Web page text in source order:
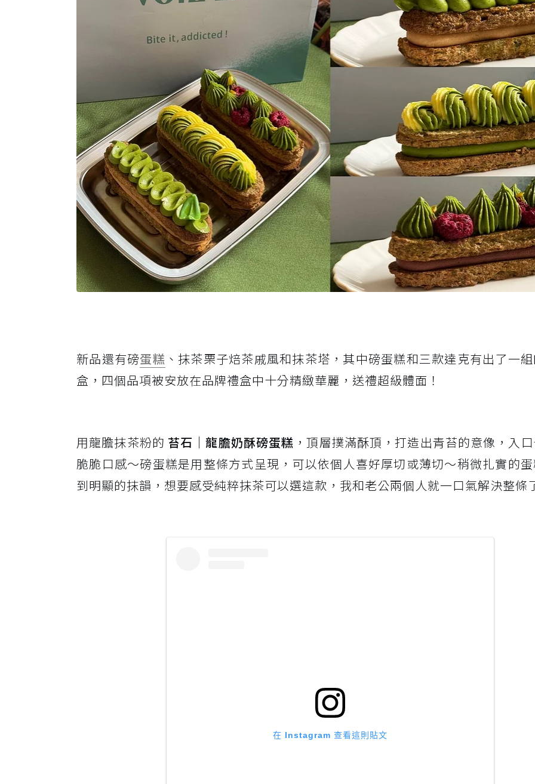
新品還有磅蛋糕 、抹茶栗子焙茶戚風和抹茶塔，其中磅蛋糕和三款達克有出了一
盒，四個品項被安放在品牌禮盒中十分精緻華麗，送禮超級體面！
用龍膽抹茶粉的 苔石｜龍膽奶酥磅蛋糕 ，頂層撲滿酥頂，打造出青苔的意像，入
脆脆口感～磅蛋糕是用整條方式呈現，可以依個人喜好厚切或薄切～稍微扎實的
到明顯的抹韻，想要感受純粹抹茶可以選這款，我和老公兩個人就一口氣解決整條
在 Instagram 查看這則貼文